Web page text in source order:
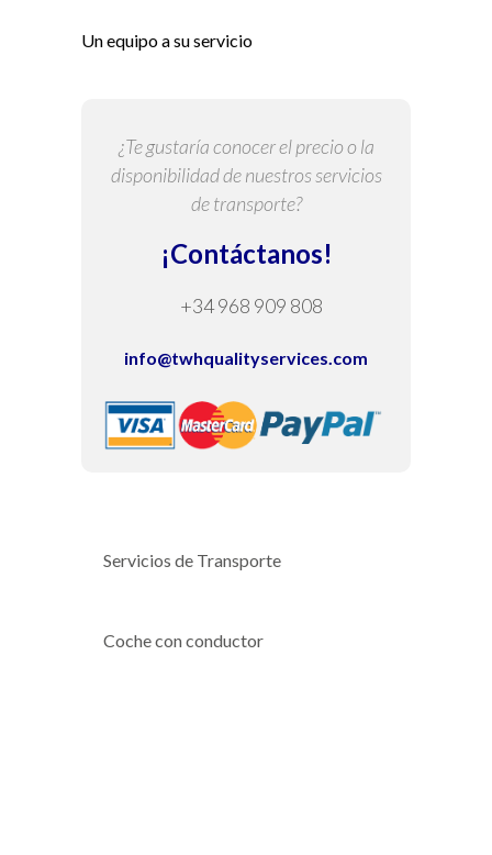
Un equipo a su servicio
¿Te gustaría conocer el precio o la
disponibilidad de nuestros servicios
de transporte?
¡Contáctanos!
+34 968 909 808
info@twhqualityservices.com
Servicios de Transporte
Coche con conductor